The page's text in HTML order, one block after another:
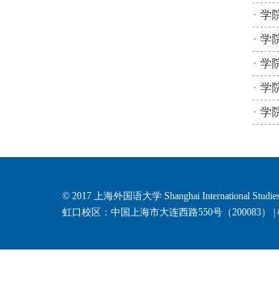
学
学
学
学
学
© 2017 上海外国语大学 Shanghai International
虹口校区：中国上海市大连西路550号（200083） |